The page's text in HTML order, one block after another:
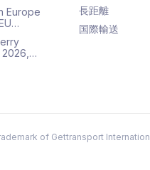
Europe
2026,…
長距離
国際輸送
of Gettransport